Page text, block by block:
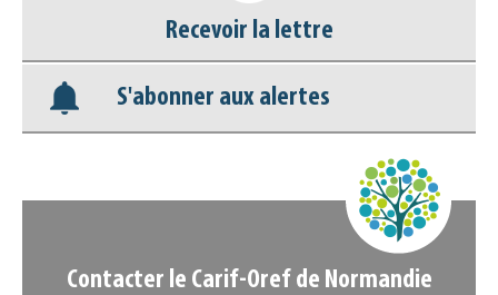
Nos veilles Scoop.it
Appels à projets
Recevoir la lettre
S'abonner aux alertes
Contacter le Carif-Oref de Normandie